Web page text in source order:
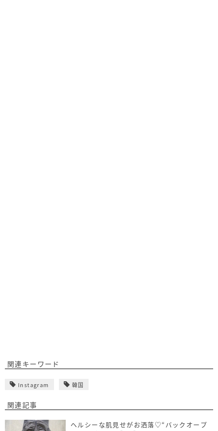
関連キーワード
Instagram 韓国
関連記事
ヘルシーな肌見せがお洒落♡“バックオープ